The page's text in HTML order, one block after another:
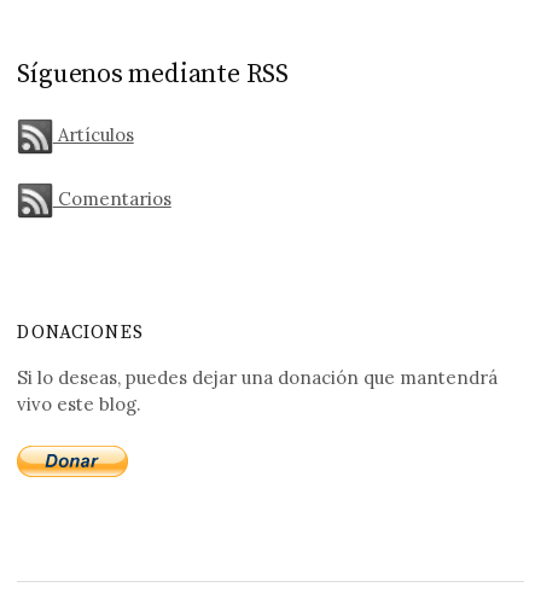
Síguenos mediante RSS
Artículos
Comentarios
DONACIONES
Si lo deseas, puedes dejar una donación que mantendrá
vivo este blog.